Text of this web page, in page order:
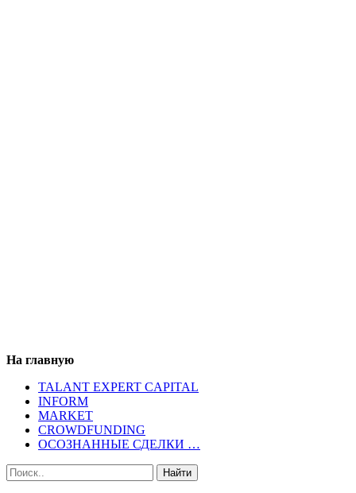
На главную
TALANT EXPERT CAPITAL
INFORM
MARKET
CROWDFUNDING
ОСОЗНАННЫЕ СДЕЛКИ …